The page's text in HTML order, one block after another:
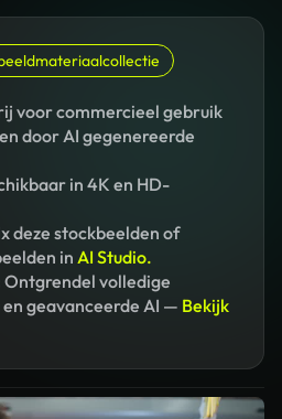
voor commercieel gebruik
door AI gegenereerde
in 4K en HD-
deze stockbeelden of
in AI Studio.
Ontgrendel volledige
geavanceerde AI — Bekijk